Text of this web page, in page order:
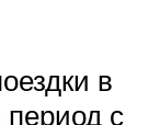
в
период с